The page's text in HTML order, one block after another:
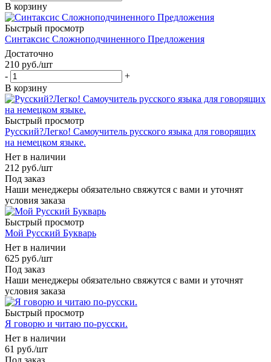
В корзину
Быстрый просмотр
Синтаксис Сложноподчиненного Предложения
Достаточно
210 руб./шт
-
+
В корзину
Быстрый просмотр
Русский?Легко! Самоучитель русского языка для говорящих
на немецком языке.
Нет в наличии
212 руб./шт
Под заказ
Наши менеджеры обязательно свяжутся с вами и уточнят
условия заказа
Быстрый просмотр
Мой Русский Букварь
Нет в наличии
625 руб./шт
Под заказ
Наши менеджеры обязательно свяжутся с вами и уточнят
условия заказа
Быстрый просмотр
Я говорю и читаю по-русски.
Нет в наличии
61 руб./шт
Под заказ